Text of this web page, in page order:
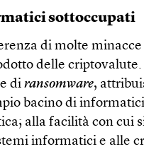
sottoccupati
di molte
delle criptovalute.
diransomware,
bacino di
alla facilità con cui
informatici e alle